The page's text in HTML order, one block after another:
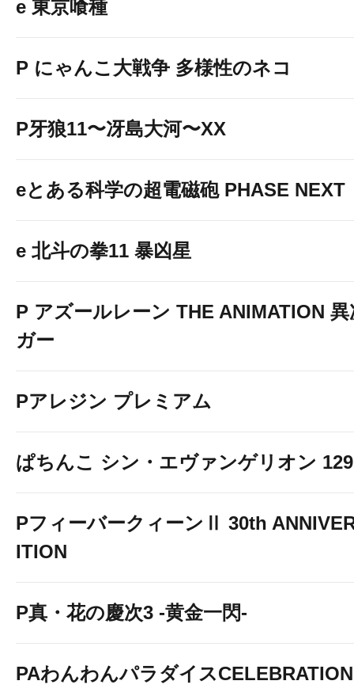
e 東京喰種
P にゃんこ大戦争 多様性のネコ
P牙狼11〜冴島大河〜XX
eとある科学の超電磁砲 PHASE NEXT
e 北斗の拳11 暴凶星
P アズールレーン THE ANIMATION
ガー
Pアレジン プレミアム
ぱちんこ シン・エヴァンゲリオン
PフィーバークィーンⅡ 30th
ITION
P真・花の慶次3 -黄金一閃-
PAわんわんパラダイスCELEBRATION